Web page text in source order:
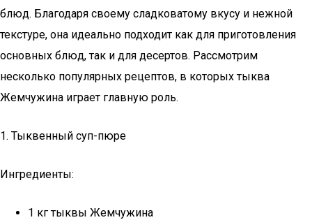
блюд. Благодаря своему сладковатому вкусу и нежной
текстуре, она идеально подходит как для приготовления
основных блюд, так и для десертов. Рассмотрим
несколько популярных рецептов, в которых тыква
Жемчужина играет главную роль.
1. Тыквенный суп-пюре
Ингредиенты:
1 кг тыквы Жемчужина